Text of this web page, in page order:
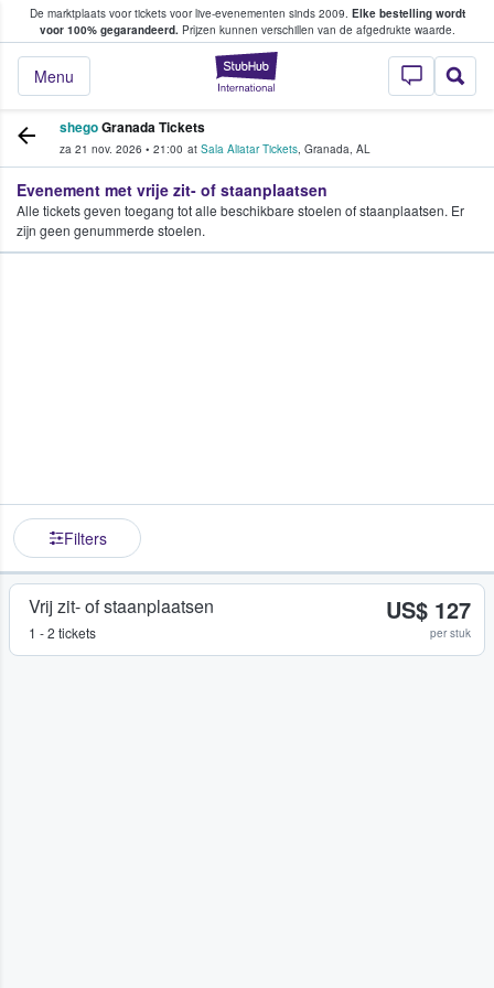
De marktplaats voor tickets voor live-evenementen sinds 2009. Elke bestelling wordt
voor 100% gegarandeerd.Prijzen kunnen verschillen van de afgedrukte waarde.
StubHub: waar
Menu
tickets kopen en verkopen
shegoGranada Tickets
za 21 nov. 2026 • 21:00 at Sala Aliatar Tickets, Granada, AL
Evenement met vrije zit- of staanplaatsen
Alle tickets geven toegang tot alle beschikbare stoelen of staanplaatsen. Er
zijn geen genummerde stoelen.
Filters
Vrij zit- of staanplaatsen
1 - 2 tickets
US$ 127
per stuk